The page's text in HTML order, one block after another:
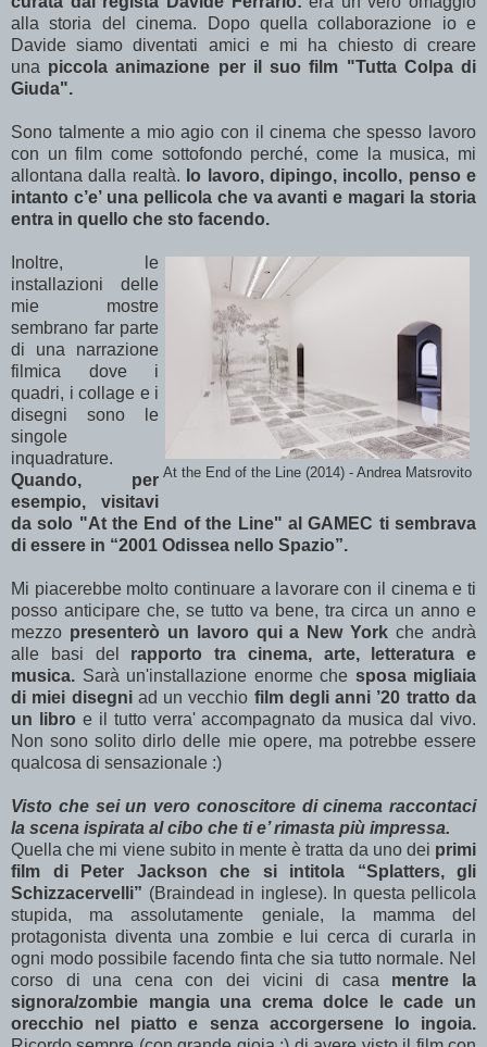
alla storia del cinema. Dopo quella collaborazione io e
Davide siamo diventati amici e mi ha chiesto di creare
una piccola animazione per il suo film "Tutta Colpa di
Giuda".
Sono talmente a mio agio con il cinema che spesso lavoro
con un film come sottofondo perché, come la musica, mi
allontana dalla realtà. Io lavoro, dipingo, incollo, penso e
intanto c’e’ una pellicola che va avanti e magari la storia
entra in quello che sto facendo.
At the End of the Line (2014) - Andrea Matsrovito
Inoltre, le
installazioni delle
mie mostre
sembrano far parte
di una narrazione
filmica dove i
quadri, i collage e i
disegni sono le
singole
inquadrature.
Quando, per
esempio, visitavi
da solo "At the End of the Line" al GAMEC ti sembrava
di essere in “2001 Odissea nello Spazio”.
Mi piacerebbe molto continuare a lavorare con il cinema e ti
posso anticipare che, se tutto va bene, tra circa un anno e
mezzo presenterò un lavoro qui a New Yorkche andrà
alle basi del rapporto tra cinema, arte, letteratura e
musica. Sarà un'installazione enorme che sposa migliaia
di miei disegni ad un vecchio film degli anni ’20 tratto da
un libro e il tutto verra' accompagnato da musica dal vivo.
Non sono solito dirlo delle mie opere, ma potrebbe essere
qualcosa di sensazionale :)
Visto che sei un vero conoscitore di cinema raccontaci
la scena ispirata al cibo che ti e’ rimasta più impressa.
Quella che mi viene subito in mente è tratta da uno dei primi
film di Peter Jackson che si intitola “Splatters, gli
Schizzacervelli” (Braindead in inglese). In questa pellicola
stupida, ma assolutamente geniale, la mamma del
protagonista diventa una zombie e lui cerca di curarla in
ogni modo possibile facendo finta che sia tutto normale. Nel
corso di una cena con dei vicini di casa mentre la
signora/zombie mangia una crema dolce le cade un
orecchio nel piatto e senza accorgersene lo ingoia.